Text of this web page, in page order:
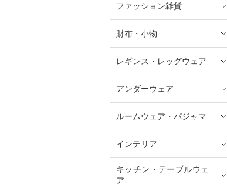
ファッション雑貨
財布・小物
レギンス・レッグウェア
アンダーウェア
ルームウェア・パジャマ
インテリア
キッチン・テーブルウェ
ア